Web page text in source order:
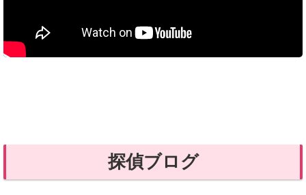
探偵ブログ